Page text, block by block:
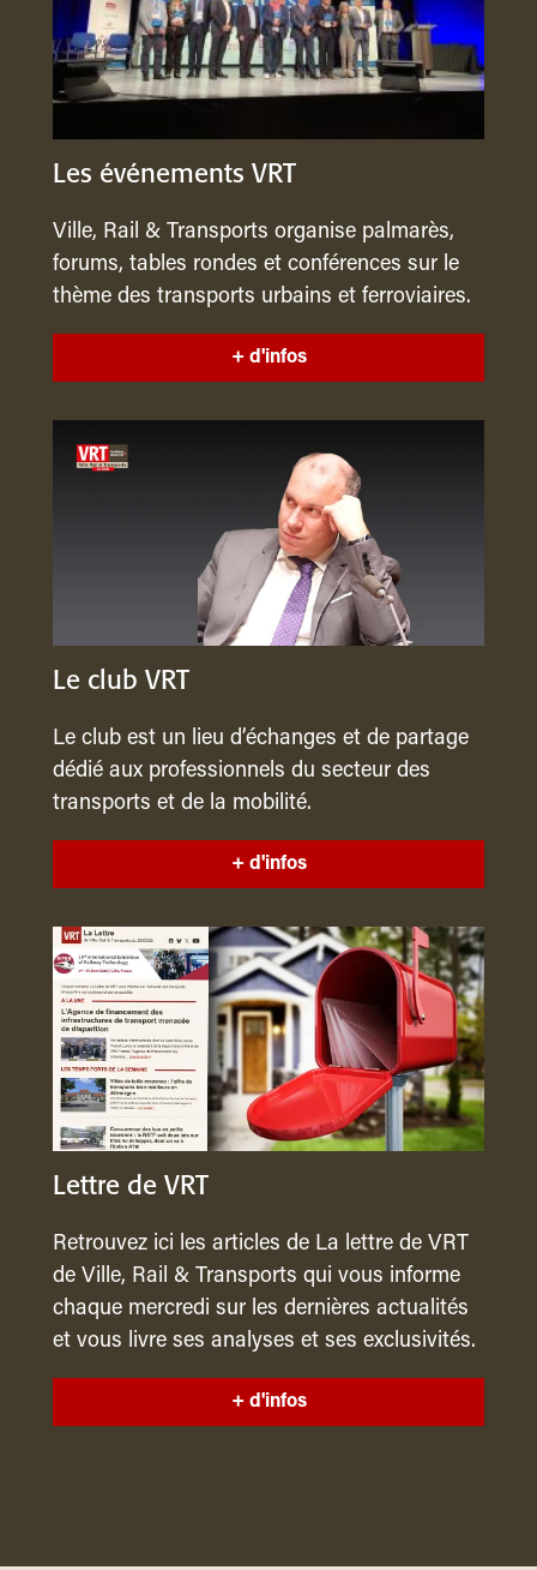
Les événements VRT
Ville, Rail & Transports organise palmarès,
forums, tables rondes et conférences sur le
thème des transports urbains et ferroviaires.
+ d'infos
Le club VRT
Le club est un lieu d’échanges et de partage
dédié aux professionnels du secteur des
transports et de la mobilité.
+ d'infos
Lettre de VRT
Retrouvez ici les articles de La lettre de VRT
de Ville, Rail & Transports qui vous informe
chaque mercredi sur les dernières actualités
et vous livre ses analyses et ses exclusivités.
+ d'infos